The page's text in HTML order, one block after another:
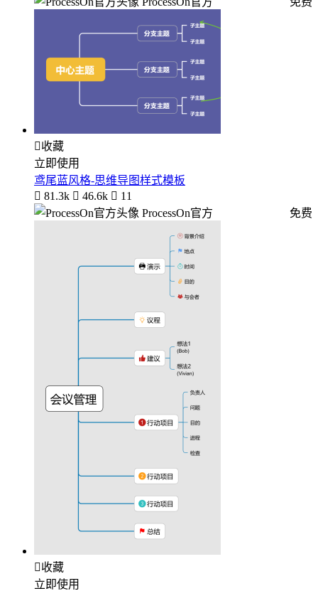
收藏
立即使用
鸢尾蓝风格-思维导图样式模板
 81.3k  46.6k  11
ProcessOn官方
免费
收藏
立即使用